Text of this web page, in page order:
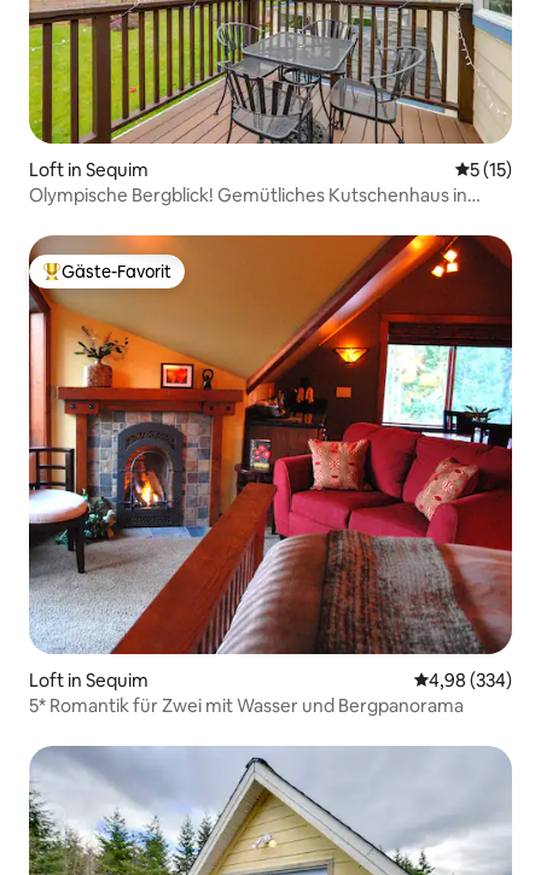
Loft in Sequim
5 (15)
Olympische Bergblick! Gemütliches Kutschenhaus in
Beliebter Gäste-Favorit.
Gäste-Favorit
Loft in Sequim
4,98 (334)
5* Romantik für Zwei mit Wasser und Bergpanorama